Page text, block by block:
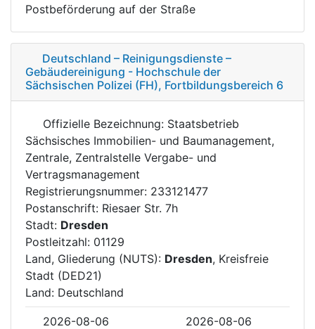
Postbeförderung auf der Straße
Deutschland – Reinigungsdienste –
Gebäudereinigung - Hochschule der
Sächsischen Polizei (FH), Fortbildungsbereich 6
Offizielle Bezeichnung: Staatsbetrieb
Sächsisches Immobilien- und Baumanagement,
Zentrale, Zentralstelle Vergabe- und
Vertragsmanagement
Registrierungsnummer: 233121477
Postanschrift: Riesaer Str. 7h
Stadt: Dresden
Postleitzahl: 01129
Land, Gliederung (NUTS): Dresden, Kreisfreie
Stadt (DED21)
Land: Deutschland
2026-08-06
2026-08-06